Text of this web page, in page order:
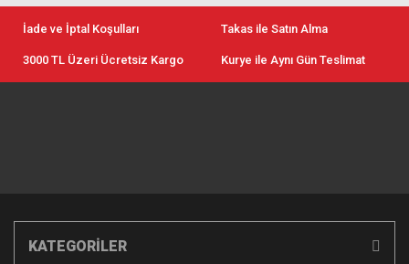
İade ve İptal Koşulları Takas ile Satın Alma
3000 TL Üzeri Ücretsiz Kargo Kurye ile Aynı Gün Teslimat
KATEGORİLER